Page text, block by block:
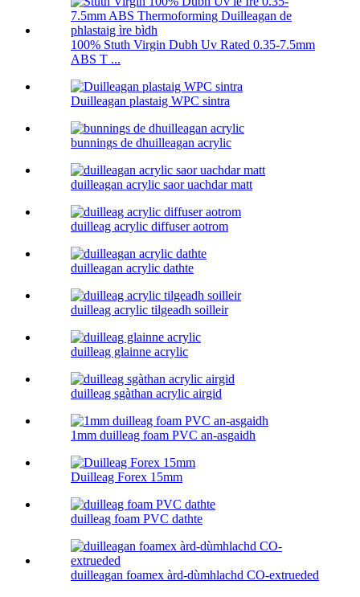
100% Stuth Virgin Dubh Uv Rated 0.35-7.5mm
ABS T ...
Duilleagan plastaig WPC sintra
bunnings de dhuilleagan acrylic
duilleagan acrylic saor uachdar matt
duilleag acrylic diffuser aotrom
duilleagan acrylic dathte
duilleag acrylic tilgeadh soilleir
duilleag glainne acrylic
duilleag sgàthan acrylic airgid
1mm duilleag foam PVC an-asgaidh
Duilleag Forex 15mm
duilleag foam PVC dathte
duilleagan foamex àrd-dùmhlachd CO-extrueded